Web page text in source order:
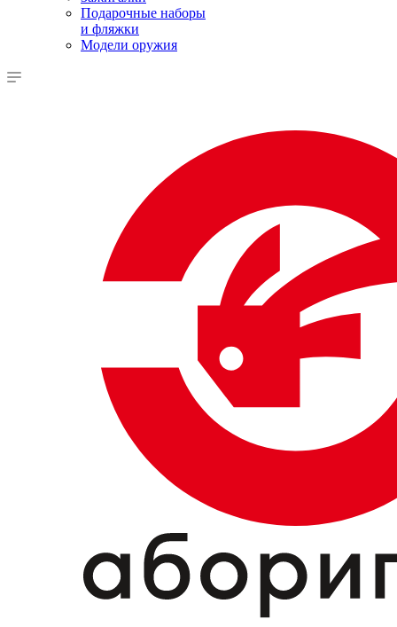
Подарочные наборы
и фляжки
Модели оружия